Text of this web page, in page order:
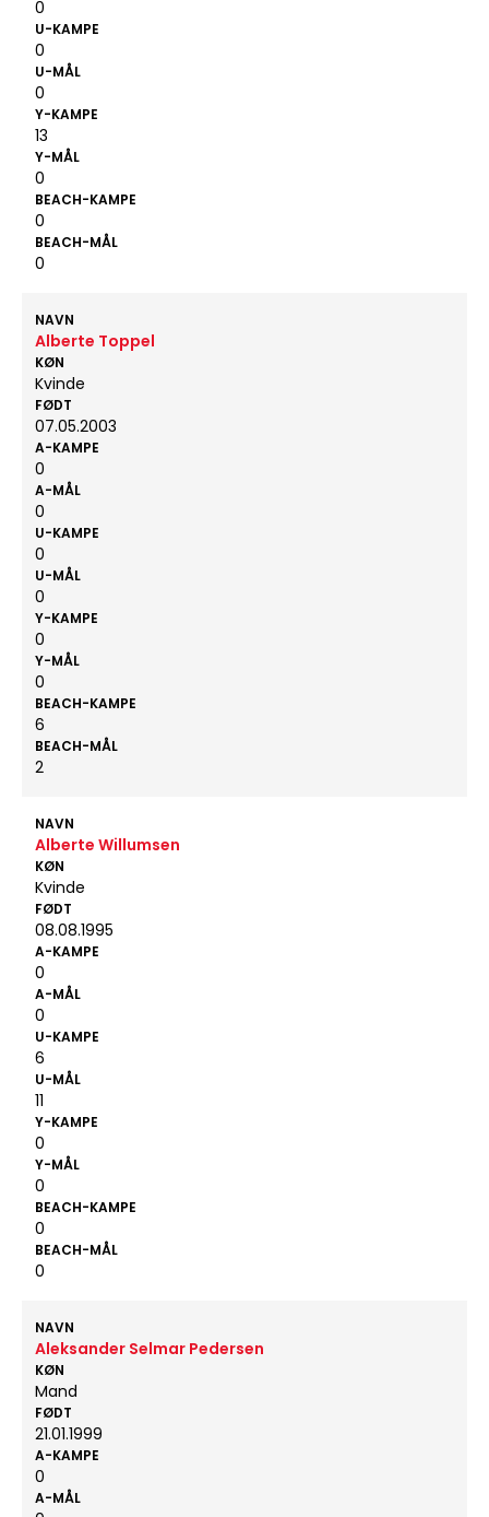
0
U-KAMPE
0
U-MÅL
0
Y-KAMPE
13
Y-MÅL
0
BEACH-KAMPE
0
BEACH-MÅL
0
NAVN
Alberte Toppel
KØN
Kvinde
FØDT
07.05.2003
A-KAMPE
0
A-MÅL
0
U-KAMPE
0
U-MÅL
0
Y-KAMPE
0
Y-MÅL
0
BEACH-KAMPE
6
BEACH-MÅL
2
NAVN
Alberte Willumsen
KØN
Kvinde
FØDT
08.08.1995
A-KAMPE
0
A-MÅL
0
U-KAMPE
6
U-MÅL
11
Y-KAMPE
0
Y-MÅL
0
BEACH-KAMPE
0
BEACH-MÅL
0
NAVN
Aleksander Selmar Pedersen
KØN
Mand
FØDT
21.01.1999
A-KAMPE
0
A-MÅL